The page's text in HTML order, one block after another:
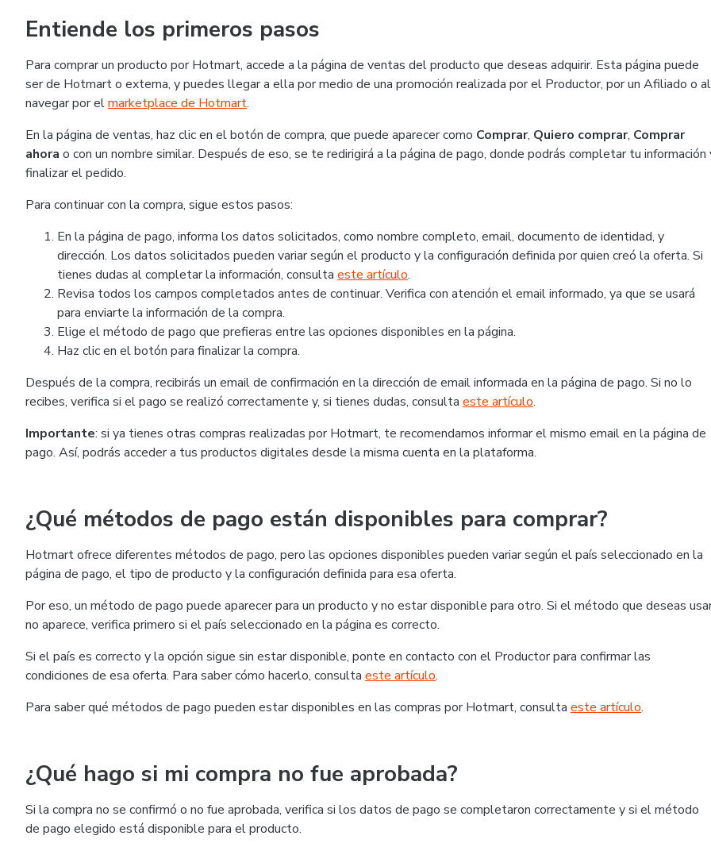
Entiende los primeros pasos
Para comprar un producto por Hotmart, accede a la página de ventas del producto que deseas adquirir. Esta página puede
ser de Hotmart o externa, y puedes llegar a ella por medio de una promoción realizada por el Productor, por un Afiliado o al
navegar por elmarketplace de Hotmart.
En la página de ventas, haz clic en el botón de compra, que puede aparecer como Comprar, Quiero comprar, Comprar
ahora o con un nombre similar. Después de eso, se te redirigirá a la página de pago, donde podrás completar tu información
finalizar el pedido.
Para continuar con la compra, sigue estos pasos:
En la página de pago, informa los datos solicitados, como nombre completo, email, documento de identidad, y
dirección. Los datos solicitados pueden variar según el producto y la configuración definida por quien creó la oferta. Si
tienes dudas al completar la información, consulta este artículo.
Revisa todos los campos completados antes de continuar. Verifica con atención el email informado, ya que se usará
para enviarte la información de la compra.
Elige el método de pago que prefieras entre las opciones disponibles en la página.
Haz clic en el botón para finalizar la compra.
Después de la compra, recibirás un email de confirmación en la dirección de email informada en la página de pago. Si no lo
recibes, verifica si el pago se realizó correctamente y, si tienes dudas, consulta este artículo.
Importante: si ya tienes otras compras realizadas por Hotmart, te recomendamos informar el mismo email en la página de
pago. Así, podrás acceder a tus productos digitales desde la misma cuenta en la plataforma.
¿Qué métodos de pago están disponibles para comprar?
Hotmart ofrece diferentes métodos de pago, pero las opciones disponibles pueden variar según el país seleccionado en la
página de pago, el tipo de producto y la configuración definida para esa oferta.
Por eso, un método de pago puede aparecer para un producto y no estar disponible para otro. Si el método que deseas
no aparece, verifica primero si el país seleccionado en la página es correcto.
Si el país es correcto y la opción sigue sin estar disponible, ponte en contacto con el Productor para confirmar las
condiciones de esa oferta. Para saber cómo hacerlo, consulta este artículo.
Para saber qué métodos de pago pueden estar disponibles en las compras por Hotmart, consulta este artículo.
¿Qué hago si mi compra no fue aprobada?
Si la compra no se confirmó o no fue aprobada, verifica si los datos de pago se completaron correctamente y si el método
de pago elegido está disponible para el producto.